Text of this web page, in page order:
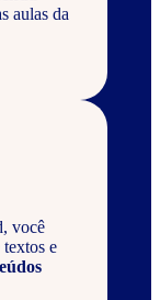
aulas da
você
e